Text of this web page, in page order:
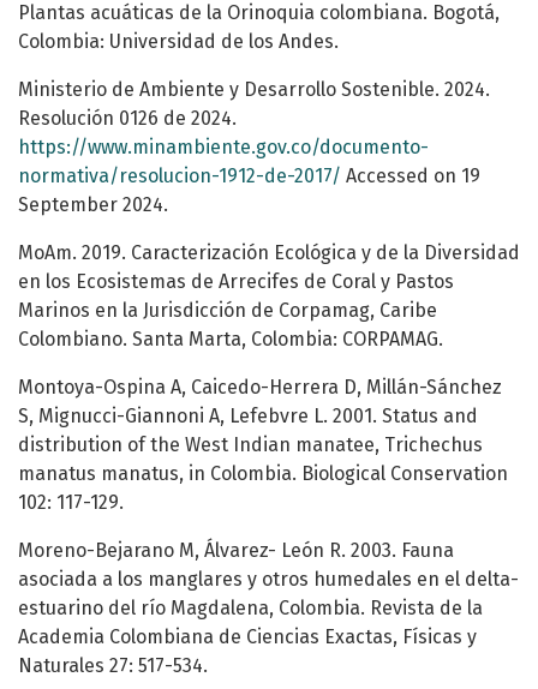
Plantas acuáticas de la Orinoquia colombiana. Bogotá,
Colombia: Universidad de los Andes.
Ministerio de Ambiente y Desarrollo Sostenible. 2024.
Resolución 0126 de 2024.
https://www.minambiente.gov.co/documento-
normativa/resolucion-1912-de-2017/ Accessed on 19
September 2024.
MoAm. 2019. Caracterización Ecológica y de la Diversidad
en los Ecosistemas de Arrecifes de Coral y Pastos
Marinos en la Jurisdicción de Corpamag, Caribe
Colombiano. Santa Marta, Colombia: CORPAMAG.
Montoya-Ospina A, Caicedo-Herrera D, Millán-Sánchez
S, Mignucci-Giannoni A, Lefebvre L. 2001. Status and
distribution of the West Indian manatee, Trichechus
manatus manatus, in Colombia. Biological Conservation
102: 117-129.
Moreno-Bejarano M, Álvarez- León R. 2003. Fauna
asociada a los manglares y otros humedales en el delta-
estuarino del río Magdalena, Colombia. Revista de la
Academia Colombiana de Ciencias Exactas, Físicas y
Naturales 27: 517-534.